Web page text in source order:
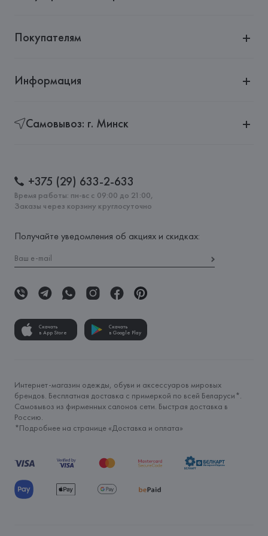
Покупателям
Информация
Самовывоз: г. Минск
+375 (29) 633-2-633
Время работы: пн-вс с 09:00 до 21:00,
Заказы через корзину круглосуточно
Получайте уведомления об акциях и скидках:
Скачать
в App Store
Скачать
в Google Play
Интернет-магазин одежды, обуви и аксессуаров мировых
брендов. Бесплатная доставка с примеркой по всей Беларуси*.
Самовывоз из фирменных салонов сети. Быстрая доставка в
Россию.
*Подробнее на странице «Доставка и оплата»